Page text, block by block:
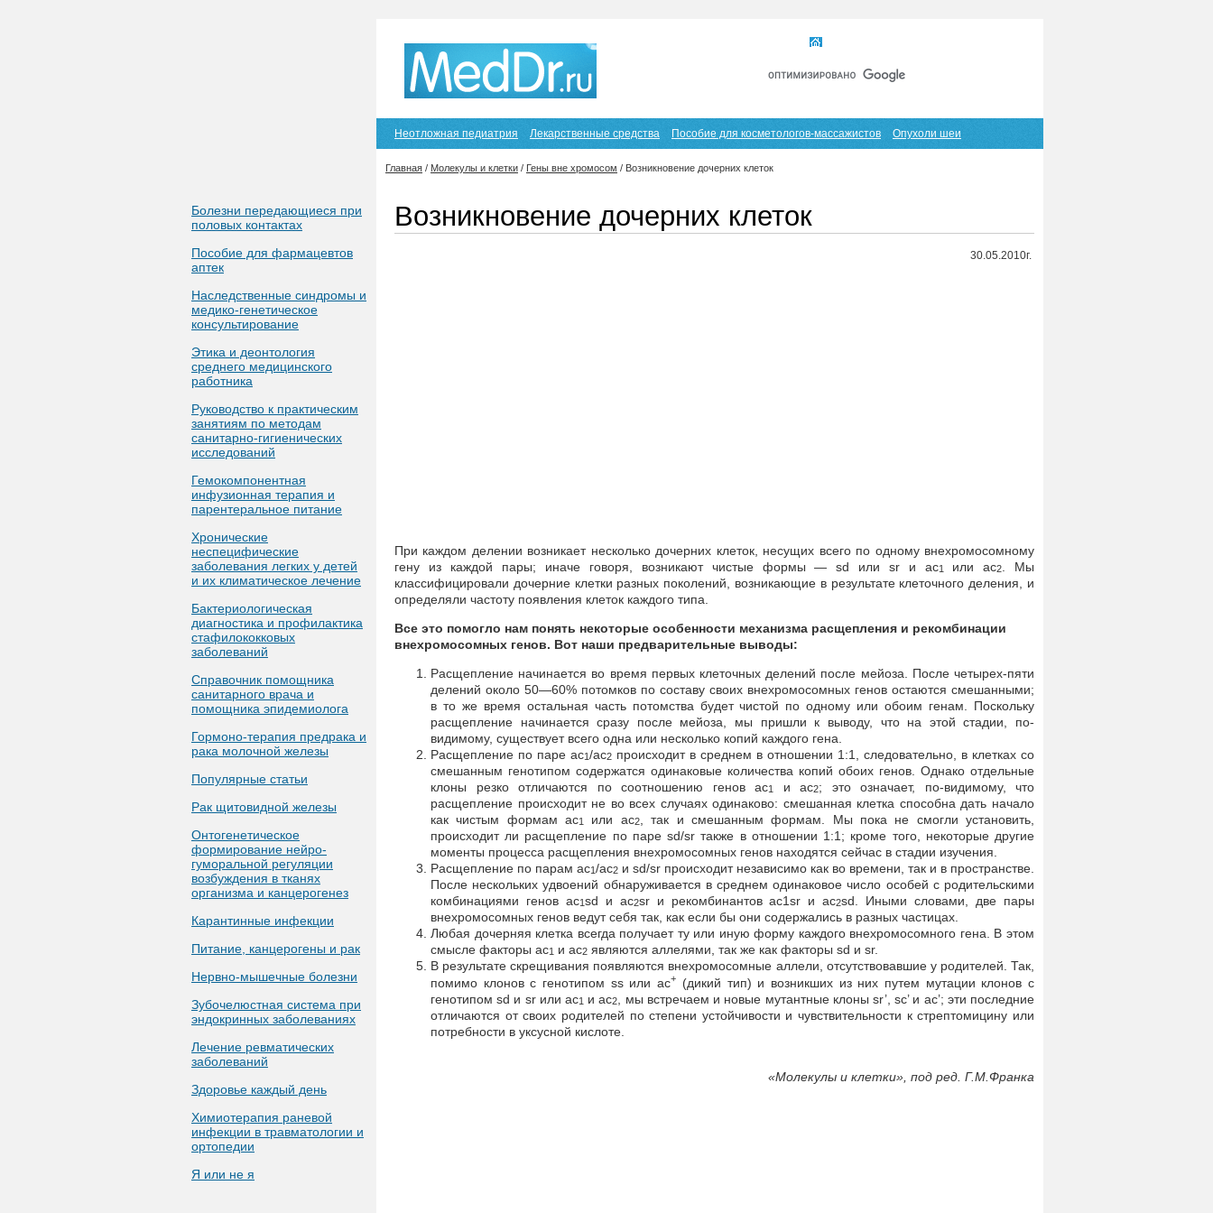
Болезни передающиеся при
половых контактах
Пособие для фармацевтов
аптек
Наследственные синдромы и
медико-генетическое
консультирование
Этика и деонтология
среднего медицинского
работника
Руководство к практическим
занятиям по методам
санитарно-гигиенических
исследований
Гемокомпонентная
инфузионная терапия и
парентеральное питание
Хронические
неспецифические
заболевания легких у детей
и их климатическое лечение
Бактериологическая
диагностика и профилактика
стафилококковых
заболеваний
Справочник помощника
санитарного врача и
помощника эпидемиолога
Гормоно-терапия предрака и
рака молочной железы
Популярные статьи
Рак щитовидной железы
Онтогенетическое
формирование нейро-
гуморальной регуляции
возбуждения в тканях
организма и канцерогенез
Карантинные инфекции
Питание, канцерогены и рак
Нервно-мышечные болезни
Зубочелюстная система при
эндокринных заболеваниях
Лечение ревматических
заболеваний
Здоровье каждый день
Химиотерапия раневой
инфекции в травматологии и
ортопедии
Я или не я
Неотложная педиатрия Лекарственные средства Пособие для косметологов-массажистов Опухоли шеи
Главная / Молекулы и клетки / Гены вне хромосом / Возникновение дочерних клеток
Возникновение дочерних клеток
30.05.2010г.
При каждом делении возникает несколько дочерних клеток, несущих всего по одному внехромосомному
гену из каждой пары; иначе говоря, возникают чистые формы — sd или sr и ас1 или ас2
. Мы
классифицировали дочерние клетки разных поколений, возникающие в результате клеточного деления, и
определяли частоту появления клеток каждого типа.
Все это помогло нам понять некоторые особенности механизма расщепления и рекомбинации
внехромосомных генов. Вот наши предварительные выводы:
Расщепление начинается во время первых клеточных делений после мейоза. После четырех-пяти
делений около 50—60% потомков по составу своих внехромосомных генов остаются смешанными;
в то же время остальная часть потомства будет чистой по одному или обоим генам. Поскольку
расщепление начинается сразу после мейоза, мы пришли к выводу, что на этой стадии, по-
видимому, существует всего одна или несколько копий каждого гена.
Расщепление по паре ac1/ac2 происходит в среднем в отношении 1:1, следовательно, в клетках со
смешанным генотипом содержатся одинаковые количества копий обоих генов. Однако отдельные
клоны резко отличаются по соотношению генов ас1 и ас2; это означает, по-видимому, что
расщепление происходит не во всех случаях одинаково: смешанная клетка способна дать начало
как чистым формам ас1 или ас2, так и смешанным формам. Мы пока не смогли установить,
происходит ли расщепление по паре sd/sr также в отношении 1:1; кроме того, некоторые другие
моменты процесса расщепления внехромосомных генов находятся сейчас в стадии изучения.
Расщепление по парам ас1/ас2 и sd/sr происходит независимо как во времени, так и в пространстве.
После нескольких удвоений обнаруживается в среднем одинаковое число особей с родительскими
комбинациями генов ac1sd и ac2sr и рекомбинантов ac1sr и ac2sd. Иными словами, две пары
внехромосомных генов ведут себя так, как если бы они содержались в разных частицах.
Любая дочерняя клетка всегда получает ту или иную форму каждого внехромосомного гена. В этом
смысле факторы ас1 и ас2 являются аллелями, так же как факторы sd и sr.
В результате скрещивания появляются внехромосомные аллели, отсутствовавшие у родителей. Так,
помимо клонов с генотипом ss или ас+
(дикий тип) и возникших из них путем мутации клонов с
генотипом sd и sr или ac1 и ас2
, мы встречаем и новые мутантные клоны sr’, sc’ и ас’; эти последние
отличаются от своих родителей по степени устойчивости и чувствительности к стрептомицину или
потребности в уксусной кислоте.
«Молекулы и клетки», под ред. Г.М.Франка